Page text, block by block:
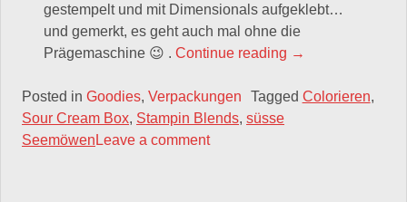
gestempelt und mit Dimensionals aufgeklebt…
und gemerkt, es geht auch mal ohne die
Prägemaschine 😉 . Continue reading „Sourcream
→
Posted in Goodies, Verpackungen Tagged Colorieren,
Sour Cream Box, Stampin Blends, süsse
Seemöwen Leave a comment